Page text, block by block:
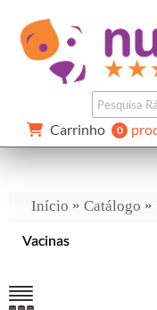
Carrinho 0
Início » Catálogo »
Vacinas